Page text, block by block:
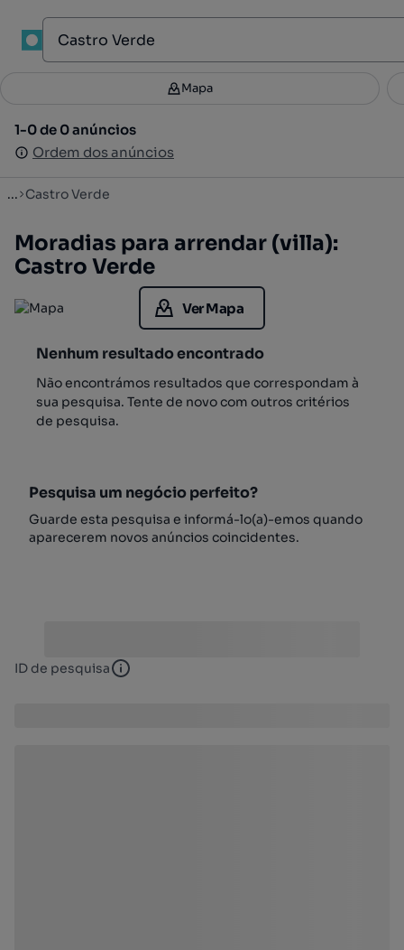
Filtros 4
1-0 de 0 anúncios
Ordem dos anúncios
Mapa
1-0 de 0 anúncios
Ordem dos anúncios
... Castro Verde
Moradias para arrendar (villa):
Castro Verde
Ver Mapa
Nenhum resultado encontrado
Não encontrámos resultados que correspondam à
sua pesquisa. Tente de novo com outros critérios
de pesquisa.
Pesquisa um negócio perfeito?
Guarde esta pesquisa e informá-lo(a)-emos quando
aparecerem novos anúncios coincidentes.
ID de pesquisa ID de pesquisa